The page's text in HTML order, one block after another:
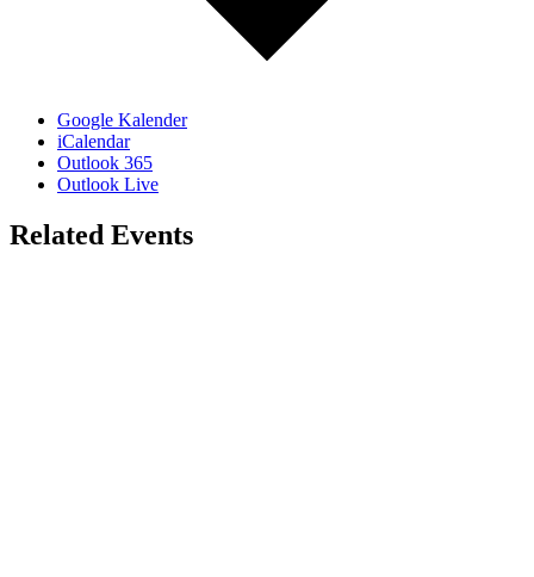
Google Kalender
iCalendar
Outlook 365
Outlook Live
Related Events